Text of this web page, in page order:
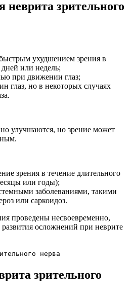
неврита зрительного
ухудшением зрения в
или недель;
при движении глаз;
глаз, но в некоторых случаях
улучшаются, но зрение может
зрения в течение длительного
или годы);
заболеваниями, такими
или саркоидоз.
проведены несвоевременно,
осложнений при неврите
нерва
зрительного